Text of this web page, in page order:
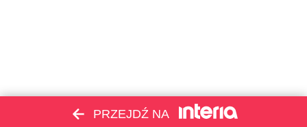
PRZEJDŹ NA